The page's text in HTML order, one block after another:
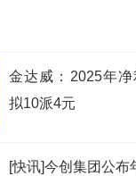
金达威：2025年
拟10派4元
[快讯]今创集团公布